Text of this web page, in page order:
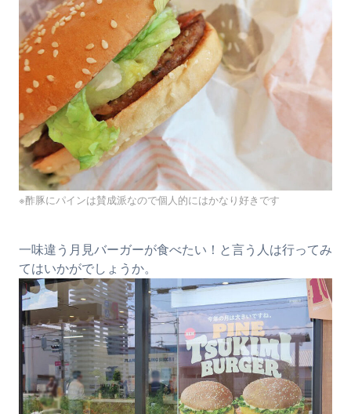
※酢豚にパインは賛成派なので個人的にはかなり好きです
一味違う月見バーガーが食べたい！と言う人は行ってみ
てはいかがでしょうか。